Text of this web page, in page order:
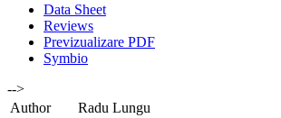
Data Sheet
Reviews
Previzualizare PDF
Symbio
-->
Author
Radu Lungu